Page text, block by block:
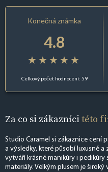
Konečná známka
4.8
Celkový počet hodnocení: 59
Za co si zákazníci této
Studio Caramel si zákaznice cení
a výsledky, které působí luxusně
vytváří krásné manikúry i
materiály. Velkým plusem je